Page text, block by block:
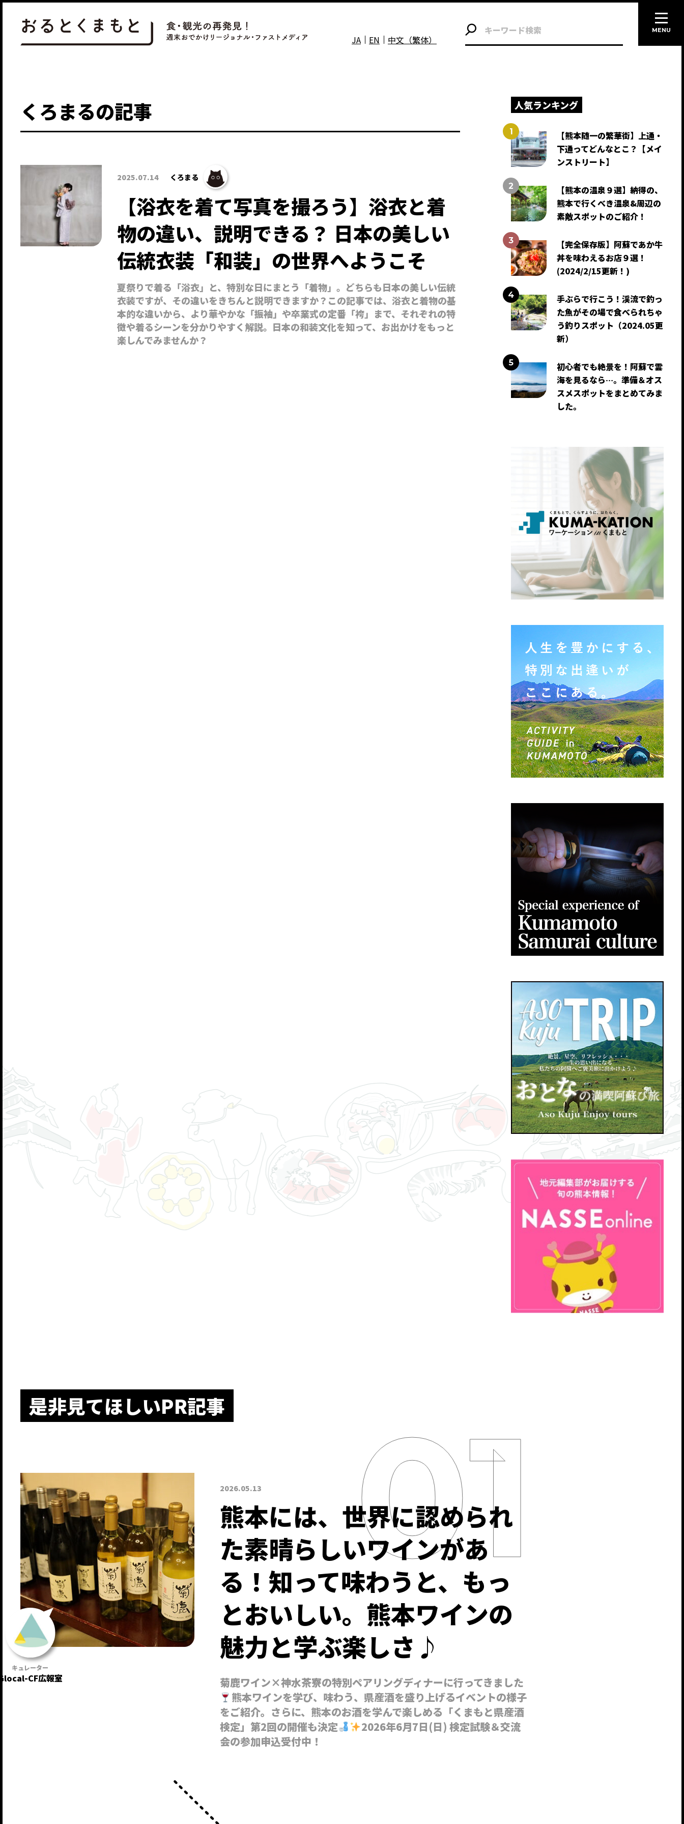
JA EN 中文（繁体）
くろまるの記事
2025.07.14 くろまる
【浴衣を着て写真を撮ろう】浴衣と着
物の違い、説明できる？ 日本の美しい
伝統衣装「和装」の世界へようこそ
夏祭りで着る「浴衣」と、特別な日にまとう「着物」。どちらも日本の美しい伝統
衣装ですが、その違いをきちんと説明できますか？この記事では、浴衣と着物の基
本的な違いから、より華やかな「振袖」や卒業式の定番「袴」まで、それぞれの特
徴や着るシーンを分かりやすく解説。日本の和装文化を知って、お出かけをもっと
楽しんでみませんか？
人気ランキング
【熊本随一の繁華街】上通・
下通ってどんなとこ？【メイ
ンストリート】
【熊本の温泉９選】納得の、
熊本で行くべき温泉&周辺の
素敵スポットのご紹介！
【完全保存版】阿蘇であか牛
丼を味わえるお店９選！
(2024/2/15更新！)
手ぶらで行こう！渓流で釣っ
た魚がその場で食べられちゃ
う釣りスポット（2024.05更
新）
初心者でも絶景を！阿蘇で雲
海を見るなら…。準備＆オス
スメスポットをまとめてみま
した。
是非見てほしいPR記事
2026.05.13
CF広報室
熊本には、世界に認められ
た素晴らしいワインがあ
る！知って味わうと、もっ
とおいしい。熊本ワインの
魅力と学ぶ楽しさ♪
菊鹿ワイン×神水茶寮の特別ペアリングディナーに行ってきました
熊本ワインを学び、味わう、県産酒を盛り上げるイベントの様子
をご紹介。さらに、熊本のお酒を学んで楽しめる「くまもと県産酒
検定」第2回の開催も決定
2026年6月7日(日) 検定試験＆交流
会の参加申込受付中！
MENU